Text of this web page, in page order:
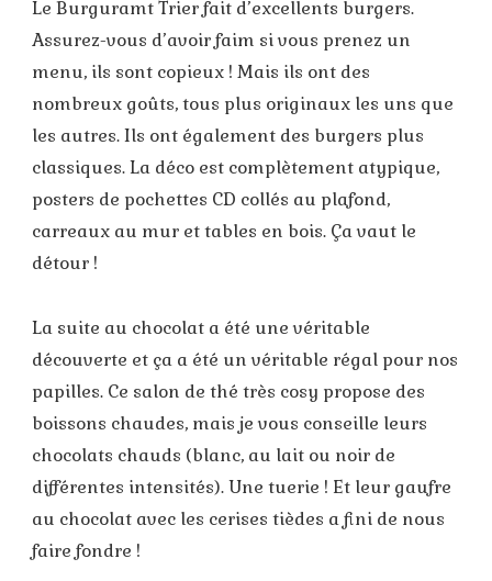
Le Burguramt Trier fait d’excellents burgers.
Assurez-vous d’avoir faim si vous prenez un
menu, ils sont copieux ! Mais ils ont des
nombreux goûts, tous plus originaux les uns que
les autres. Ils ont également des burgers plus
classiques. La déco est complètement atypique,
posters de pochettes CD collés au plafond,
carreaux au mur et tables en bois. Ça vaut le
détour !
La suite au chocolat a été une véritable
découverte et ça a été un véritable régal pour nos
papilles. Ce salon de thé très cosy propose des
boissons chaudes, mais je vous conseille leurs
chocolats chauds (blanc, au lait ou noir de
différentes intensités). Une tuerie ! Et leur gaufre
au chocolat avec les cerises tièdes a fini de nous
faire fondre !